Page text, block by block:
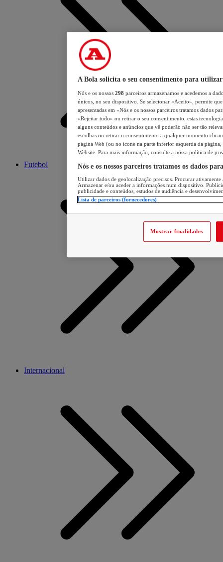
Futebol
Internacional
A Bola solicita o seu consentimento para utilizar
Nós e os nossos 298 parceiros armazenamos e acedemos a
únicos, no seu dispositivo. Se selecionar «Aceito», permite
apresentadas em «Nós e os nossos parceiros tratamos dados
«Rejeitar tudo» ou retirar o seu consentimento, estas
alguns conteúdos e anúncios que vê poderão não ser tão
escolhas ou retirar o consentimento a qualquer momento
página Web (ou no ícone na parte inferior esquerda da página,
Website. Para mais informação, consulte a nossa política de
Nós e os nossos parceiros tratamos os dados
Utilizar dados de geolocalização precisos. Procurar
Armazenar e/ou aceder a informações num dispositivo.
publicidade e conteúdos, estudos de audiência e
Lista de parceiros (fornecedores)
Mostrar finalidades